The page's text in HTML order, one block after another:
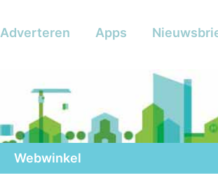
Adverteren Apps
Webwinkel